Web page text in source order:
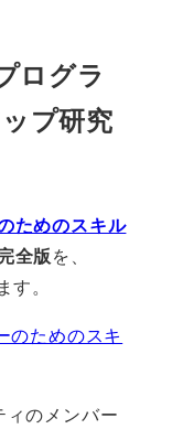
ログラ
プ研究
ためのスキル
全版を、
す。
のためのスキ
のメンバー